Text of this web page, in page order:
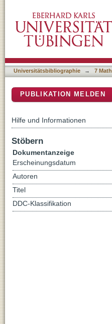
Universitätsbibliographie → 7
PUBLIKATION MELDEN
Hilfe und Informationen
Stöbern
Dokumentanzeige
Erscheinungsdatum
Autoren
Titel
DDC-Klassifikation